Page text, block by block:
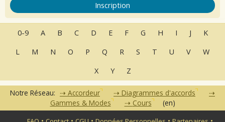
Inscription
0-9 A B C D E F G H I J
K
L
M N O P Q R S T U V
W
X
Y Z
Notre Réseau: Accordeur
Diagrammes d'accords
Gammes & Modes
Cours (en)